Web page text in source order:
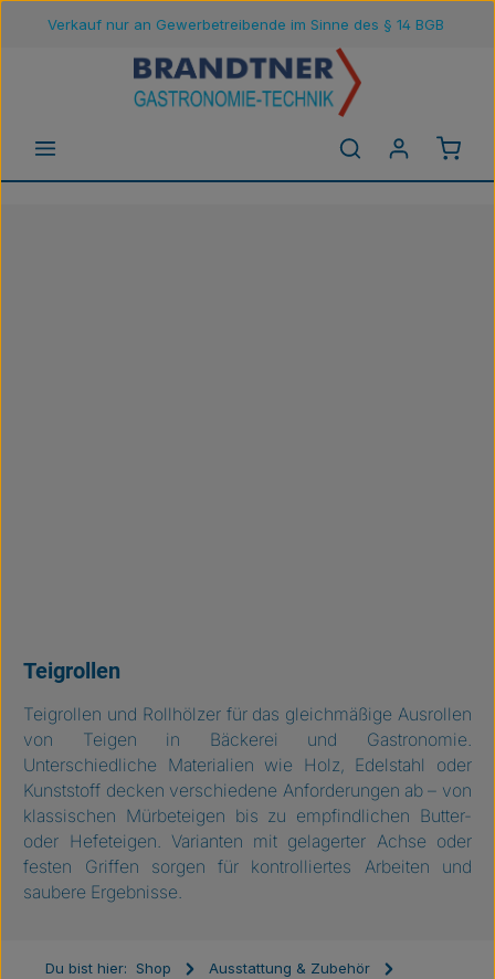
Zum Hauptinhalt springen
Verkauf nur an Gewerbetreibende im Sinne des § 14 BGB
Teigrollen
Teigrollen und Rollhölzer für das gleichmäßige Ausrollen
von Teigen in Bäckerei und Gastronomie.
Unterschiedliche Materialien wie Holz, Edelstahl oder
Kunststoff decken verschiedene Anforderungen ab – von
klassischen Mürbeteigen bis zu empfindlichen Butter-
oder Hefeteigen. Varianten mit gelagerter Achse oder
festen Griffen sorgen für kontrolliertes Arbeiten und
saubere Ergebnisse.
Du bist hier: Shop
Ausstattung & Zubehör